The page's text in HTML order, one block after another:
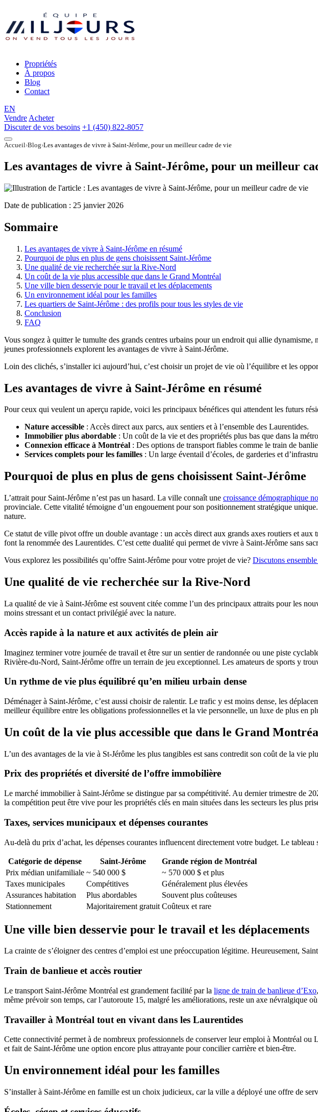
Propriétés
À propos
Blog
Contact
EN
Vendre Acheter
Discuter de vos besoins +1 (450) 822-8057
Accueil Blog Les avantages de vivre à Saint-Jérôme, pour un meilleur cadre de vie
Les avantages de vivre à Saint-Jérôme, pour un meilleur
Date de publication : 25 janvier 2026
Sommaire
Les avantages de vivre à Saint-Jérôme en résumé
Pourquoi de plus en plus de gens choisissent Saint-Jérôme
Une qualité de vie recherchée sur la Rive-Nord
Un coût de la vie plus accessible que dans le Grand Montréal
Une ville bien desservie pour le travail et les déplacements
Un environnement idéal pour les familles
Les quartiers de Saint-Jérôme : des profils pour tous les styles de vie
Conclusion
FAQ
Vous songez à quitter le tumulte des grands centres urbains pour un endroit qui allie dynamisme,
jeunes professionnels explorent les avantages de vivre à Saint-Jérôme.
Loin des clichés, s’installer ici aujourd’hui, c’est choisir un projet de vie où l’équilibre et les
Les avantages de vivre à Saint-Jérôme en résumé
Pour ceux qui veulent un aperçu rapide, voici les principaux bénéfices qui attendent les futurs
Nature accessible : Accès direct aux parcs, aux sentiers et à l’ensemble des Laurentides.
Immobilier plus abordable : Un coût de la vie et des propriétés plus bas que dans la
Connexion efficace à Montréal : Des options de transport fiables comme le train de
Services complets pour les familles : Un large éventail d’écoles, de garderies et
Pourquoi de plus en plus de gens choisissent Saint-Jérôme
L’attrait pour Saint-Jérôme n’est pas un hasard. La ville connaît une croissance démographique
provinciale. Cette vitalité témoigne d’un engouement pour son positionnement stratégique
nature.
Ce statut de ville pivot offre un double avantage : un accès direct aux grands axes routiers et
font la renommée des Laurentides. C’est cette dualité qui permet de vivre à Saint-Jérôme sans
Vous explorez les possibilités qu’offre Saint-Jérôme pour votre projet de vie? Discutons
Une qualité de vie recherchée sur la Rive-Nord
La qualité de vie à Saint-Jérôme est souvent citée comme l’un des principaux attraits pour les
moins stressant et un contact privilégié avec la nature.
Accès rapide à la nature et aux activités de plein air
Imaginez terminer votre journée de travail et être sur un sentier de randonnée ou une piste
Rivière-du-Nord, Saint-Jérôme offre un terrain de jeu exceptionnel. Les amateurs de sports y
Un rythme de vie plus équilibré qu’en milieu urbain dense
Déménager à Saint-Jérôme, c’est aussi choisir de ralentir. Le trafic y est moins dense, les
meilleur équilibre entre les obligations professionnelles et la vie personnelle, un luxe de plus en
Un coût de la vie plus accessible que dans le Grand
L’un des avantages de la vie à St-Jérôme les plus tangibles est sans contredit son coût de la vie
Prix des propriétés et diversité de l’offre immobilière
Le marché immobilier à Saint-Jérôme se distingue par sa compétitivité. Au dernier trimestre de
la compétition peut être vive pour les propriétés clés en main situées dans les secteurs les plus
Taxes, services municipaux et dépenses courantes
Au-delà du prix d’achat, les dépenses courantes influencent directement votre budget. Le
Catégorie de dépense Saint-Jérôme
Grande région de Montréal
Prix médian unifamiliale ~ 540 000 $
~ 570 000 $ et plus
Taxes municipales
Compétitives
Généralement plus élevées
Assurances habitation
Plus abordables
Souvent plus coûteuses
Stationnement
Majoritairement gratuit Coûteux et rare
Une ville bien desservie pour le travail et les déplacements
La crainte de s’éloigner des centres d’emploi est une préoccupation légitime. Heureusement,
Train de banlieue et accès routier
Le transport Saint-Jérôme Montréal est grandement facilité par la ligne de train de banlieue d’Exo
même prévoir son temps, car l’autoroute 15, malgré les améliorations, reste un axe névralgique
Travailler à Montréal tout en vivant dans les Laurentides
Cette connectivité permet à de nombreux professionnels de conserver leur emploi à Montréal
et fait de Saint-Jérôme une option encore plus attrayante pour concilier carrière et bien-être.
Un environnement idéal pour les familles
S’installer à Saint-Jérôme en famille est un choix judicieux, car la ville a déployé une offre de